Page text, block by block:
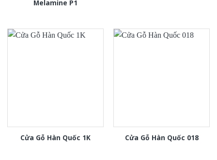
Melamine P1
Cửa Gỗ Hàn Quốc 1K Cửa Gỗ Hàn Quốc 018